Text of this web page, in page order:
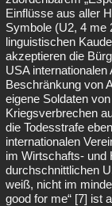
Einflüsse aus aller
Symbole (U2, 4 me
linguistischen
akzeptieren die
USA
Beschränkung von
eigene Soldaten
Kriegsverbrechen
die Todesstrafe
internationalen
im Wirtschafts- und
durchschnittlichen
weiß, nicht im
good for me“ [7] ist